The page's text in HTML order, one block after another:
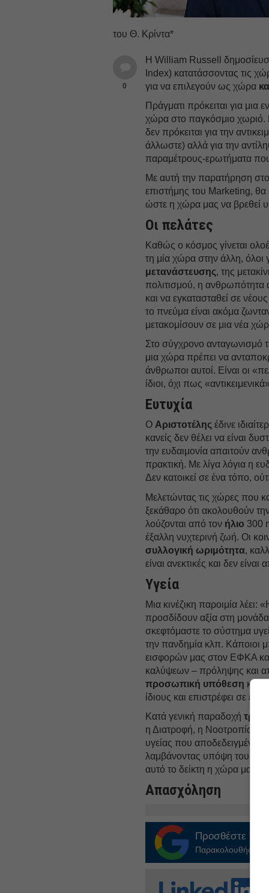
του Θ. Κρίντα*
0
Η William Russell
Index) κατατάσσοντας τις
για να επιλεγούν ως χώρα
Πράγματι πρόκειται για μια
χώρα στο παγκόσμιο
δεν πρόκειται για την
άλλωστε) αλλά για την
παραμέτρους-ερωτήματα που
Με αυτή την παρατήρηση
επιστήμης του Marketing, θα
ώστε η χώρα μας να βρεθεί
Οι πελάτες
Καθώς ο κόσμος γίνεται
τη μία χώρα στην άλλη, όλοι
μετανάστευσης, της
πολιτισμού, η ανθρωπότητα
και να εγκατασταθεί σε
το πνεύμα είναι ακόμα
μετακομίσουν σε μια νέα
Στο σύγχρονο ανταγωνισμό
μια χώρα πρέπει να
άνθρωποι αυτοί. Είναι οι
ίδιοι, όχι πως
Ευτυχία
Ο Αριστοτέλης έδινε
κανείς δεν θέλει να είναι
την ευδαιμoνία απαιτούν
πρακτική. Με λίγα λόγια η
Δεν κατοικεί σε ένα τόπο,
Μελετώντας τις χώρες που
ξεκάθαρο ότι ακολουθούν
λούζονται από τον ήλιο 300
έξαλλη νυχτερινή ζωή. Οι
συλλογική ωριμότητα,
είναι ανεκτικές και δεν
Υγεία
Μια κινέζικη παροιμία λέει:
προσδίδουν αξία στη
σκεφτόμαστε το σύστημα
την πανδημία κλπ. Κάποιοι
εισφορών μας στον ΕΦΚΑ
καλύψεων – πρόληψης και
προσωπική υπόθεση και
ίδιους και επιστρέφει σε εμάς
Κατά γενική παραδοχή
η Διατροφή, η Νοοτροπία
υγείας που αποδεδειγμένα
λαμβάνοντας υπόψη τους
αυτό το δείκτη η χώρα μας
Απασχόληση
Προσθέστε το
Παρακολουθήστε